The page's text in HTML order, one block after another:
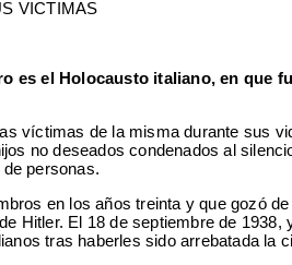
el Holocausto italiano, en que
víctimas de la misma durante sus
no deseados condenados al
personas.
en los años treinta y que gozó
Hitler. El 18 de septiembre de
tras haberles sido arrebatada